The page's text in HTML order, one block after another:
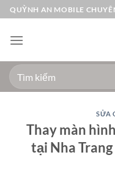
Bỏ
qua
nội
QUỲNH AN MOBILE
Tìm
kiếm:
SỬA
Thay màn
tại Nha